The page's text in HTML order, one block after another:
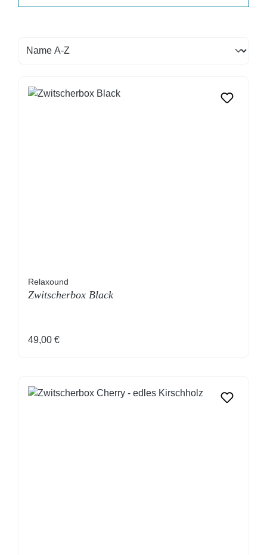
Relaxound
Zwitscherbox Black
Regulärer Preis:
49,00 €